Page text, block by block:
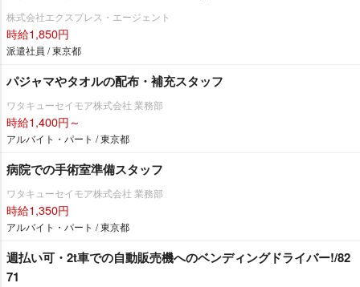
株式会社エクスプレス・エージェント
時給1,850円
派遣社員 / 東京都
パジャマやタオルの配布・補充スタッフ
ワタキューセイモア株式会社 業務部
時給1,400円～
アルバイト・パート / 東京都
病院での手術室準備スタッフ
ワタキューセイモア株式会社 業務部
時給1,350円
アルバイト・パート / 東京都
週払い可・2t車での自動販売機へのベンディングドライバー!/82
71